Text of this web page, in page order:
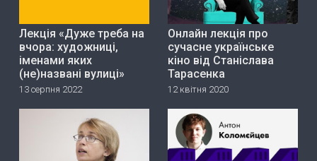
Лекція «Дуже треба на
вчора: художниці,
іменами яких
(не)названі вулиці»
13 серпня 2022
Онлайн лекція про
сучасне українське
кіно від Станіслава
Тарасенка
12 квітня 2020